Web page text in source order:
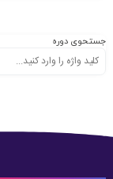
جستحوی دوره